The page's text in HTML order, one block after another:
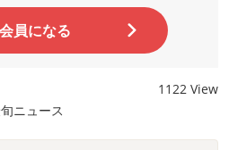
員になる
1122 View
ニュース